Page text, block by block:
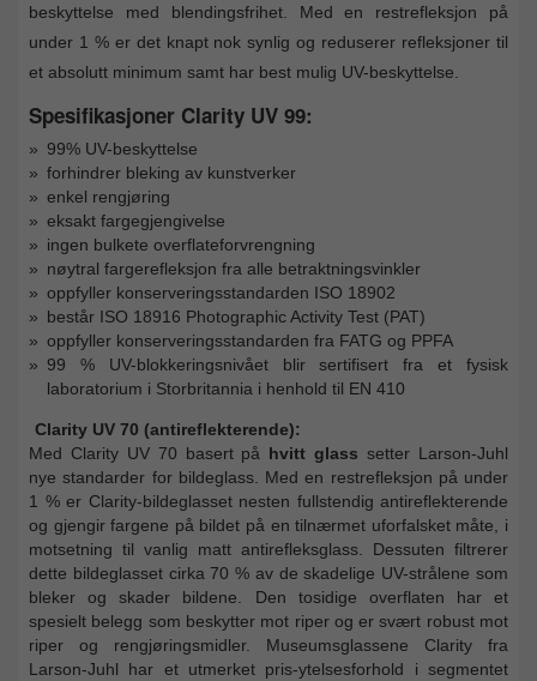
beskyttelse med blendingsfrihet. Med en restrefleksjon på
under 1 % er det knapt nok synlig og reduserer refleksjoner til
et absolutt minimum samt har best mulig UV-beskyttelse.
Spesifikasjoner Clarity UV 99:
99% UV-beskyttelse
forhindrer bleking av kunstverker
enkel rengjøring
eksakt fargegjengivelse
ingen bulkete overflateforvrengning
nøytral fargerefleksjon fra alle betraktningsvinkler
oppfyller konserveringsstandarden ISO 18902
består ISO 18916 Photographic Activity Test (PAT)
oppfyller konserveringsstandarden fra FATG og PPFA
99 % UV-blokkeringsnivået blir sertifisert fra et fysisk
laboratorium i Storbritannia i henhold til EN 410
Clarity UV 70 (antireflekterende):
Med Clarity UV 70 basert på hvitt glass setter Larson-Juhl
nye standarder for bildeglass. Med en restrefleksjon på under
1 % er Clarity-bildeglasset nesten fullstendig antireflekterende
og gjengir fargene på bildet på en tilnærmet uforfalsket måte, i
motsetning til vanlig matt antirefleksglass. Dessuten filtrerer
dette bildeglasset cirka 70 % av de skadelige UV-strålene som
bleker og skader bildene. Den tosidige overflaten har et
spesielt belegg som beskytter mot riper og er svært robust mot
riper og rengjøringsmidler. Museumsglassene Clarity fra
Larson-Juhl har et utmerket pris-ytelsesforhold i segmentet